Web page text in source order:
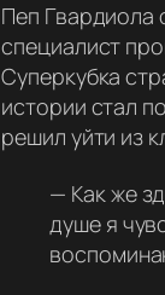
Пеп Гвардиола
специалист
Суперкубка
истории стал
решил уйти из
— Как же
душе я